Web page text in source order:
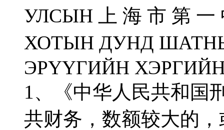
УЛСЫН 上 海 市 第
ХОТЫН ДУНД
ЭРҮҮГИЙН
1、《中华人民共和国
共财务，数额较大的